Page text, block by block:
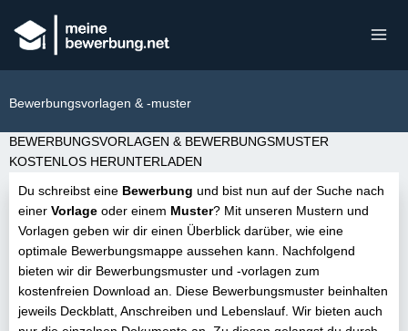
Bewerbungsvorlagen & -muster
BEWERBUNGSVORLAGEN & BEWERBUNGSMUSTER
KOSTENLOS HERUNTERLADEN
Du schreibst eine Bewerbung und bist nun auf der Suche nach
einer Vorlage oder einem Muster? Mit unseren Mustern und
Vorlagen geben wir dir einen Überblick darüber, wie eine
optimale Bewerbungsmappe aussehen kann. Nachfolgend
bieten wir dir Bewerbungsmuster und -vorlagen zum
kostenfreien Download an. Diese Bewerbungsmuster beinhalten
jeweils Deckblatt, Anschreiben und Lebenslauf. Wir bieten auch